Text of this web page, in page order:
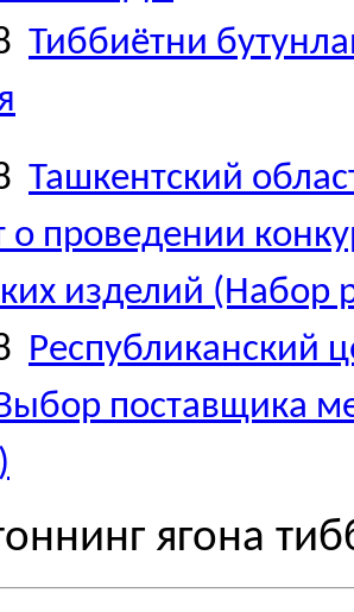
Тиббиётни
Ташкентский
о проведении
изделий (Набор
Республиканский
поставщика
ягона